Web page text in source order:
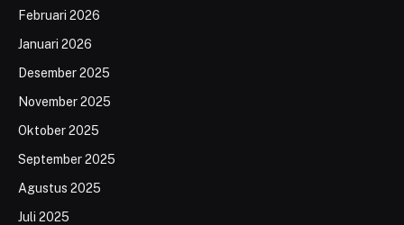
Februari 2026
Januari 2026
Desember 2025
November 2025
Oktober 2025
September 2025
Agustus 2025
Juli 2025